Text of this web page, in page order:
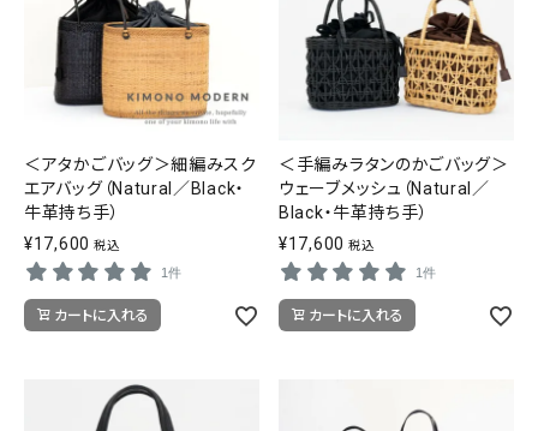
INFORMATION
＜アタかごバッグ＞細編みスク
エアバッグ（Natural／Black・
牛革持ち手）
¥17,600 税込
1件
カートに入れる
＜手編みラタンのかごバッグ＞
ウェーブメッシュ（Natural／
Black・牛革持ち手）
¥17,600 税込
1件
カートに入れる